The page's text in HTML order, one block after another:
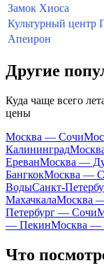
Замок Хиоса
Культурный центр
Апеирон
Другие
Куда чаще всего
цены
Москва — Сочи
Калининград
ЕреванМосква —
БангкокМосква —
ВодыСанкт-
МахачкалаМосква
Петербург — Сочи
— ПекинМосква —
Что